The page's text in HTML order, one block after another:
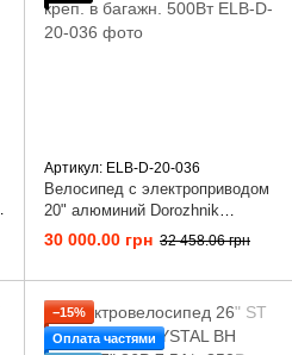
Артикул: ELB-D-20-036
Велосипед с электроприводом
20" алюминий Dorozhnik
eONYX рама-12,5" 48B 12.5А*г
с креп. в багажн. 500Вт
30 000.00 грн 32 458.06 грн
−15%
Оплата частями